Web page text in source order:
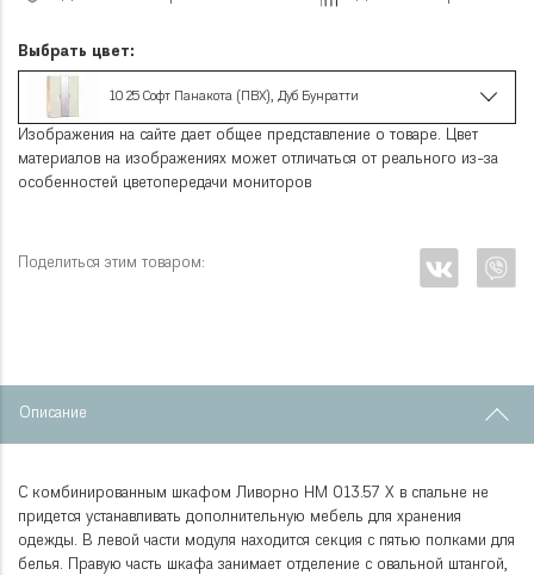
Выбрать цвет:
10 25 Софт Панакота (ПВХ), Дуб Бунратти
Изображения на сайте дает общее представление о товаре. Цвет
материалов на изображениях может отличаться от реального из-за
особенностей цветопередачи мониторов
Поделиться этим товаром:
Описание
С комбинированным шкафом Ливорно НМ 013.57 Х в спальне не
придется устанавливать дополнительную мебель для хранения
одежды. В левой части модуля находится секция с пятью полками для
белья. Правую часть шкафа занимает отделение с овальной штангой,